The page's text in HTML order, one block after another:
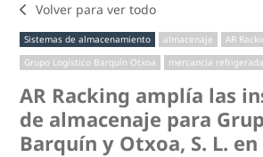
Volver para ver todo
Sistemas de almacenamiento almacenaje AR
Grupo Logístico Barquín Otxoa
mercancía refrigerada
AR Racking amplía las
de almacenaje para
Barquín y Otxoa, S. L.